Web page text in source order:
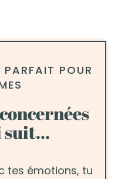
PARFAIT POUR
suit...
tes émotions, tu